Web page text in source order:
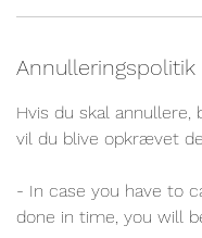
n
Annulleringspolitik
Hvis du skal
vil du blive opkrævet
- In case you have to
done in time, you will